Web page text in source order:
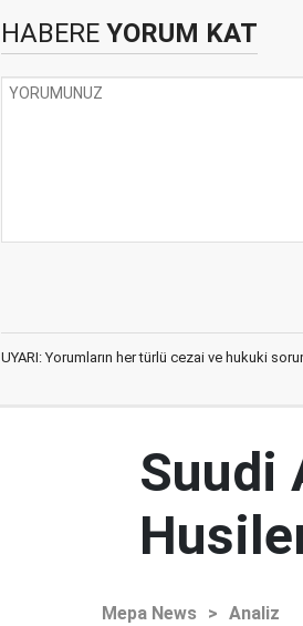
HABERE YORUM KAT
UYARI: Yorumların her türlü cezai ve hukuki
Suudi
Mepa News > Analiz